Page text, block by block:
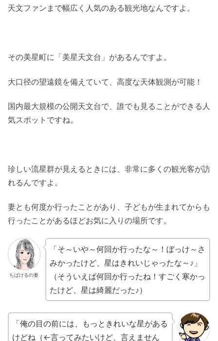
天文ファンまで幅広く人気のある観光地なんですよ。
その美星町に「美星天文台」があるんですよ。
大口径の望遠鏡を備えていて、高度な天体観測が可能！
国内最大規模の公開天文台で、誰でも見ることができる人
気スポットですね。
珍しい流星群が見えるときには、非常に多くの観光客が訪
れるんですよ。
妻とも何度か行ったことがあり、子どもが生まれてからも
行ったことがあるほどお気に入りの場所です。
ちばけるの妻
「そ～いや～何回か行ったな～！ぼっけ～さ
みかったけど、星はきれいじゃったな～♪」
（そういえば何回か行ったね！すごく寒かっ
たけど、星は綺麗だった♪）
「俺の目の前には、もっときれいな星がある
けどね（←言ってみたいけど、言えません